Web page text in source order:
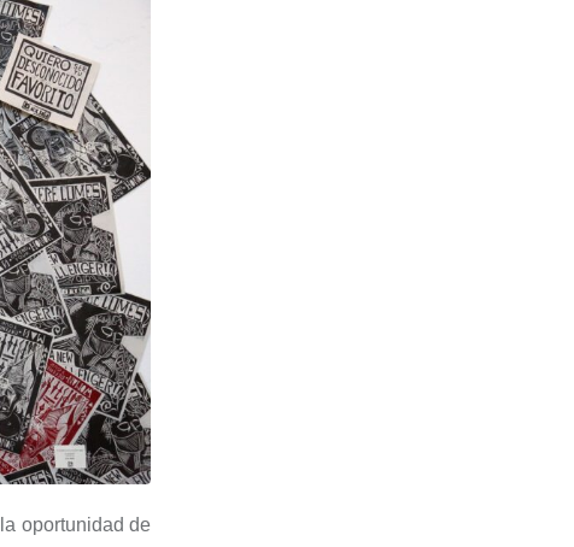
la oportunidad de